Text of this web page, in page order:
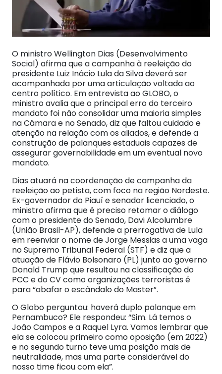
O ministro Wellington Dias (Desenvolvimento
Social) afirma que a campanha à reeleição do
presidente Luiz Inácio Lula da Silva deverá ser
acompanhada por uma articulação voltada ao
centro político. Em entrevista ao GLOBO, o
ministro avalia que o principal erro do terceiro
mandato foi não consolidar uma maioria simples
na Câmara e no Senado, diz que faltou cuidado e
atenção na relação com os aliados, e defende a
construção de palanques estaduais capazes de
assegurar governabilidade em um eventual novo
mandato.
Dias atuará na coordenação de campanha da
reeleição ao petista, com foco na região Nordeste.
Ex-governador do Piauí e senador licenciado, o
ministro afirma que é preciso retomar o diálogo
com o presidente do Senado, Davi Alcolumbre
(União Brasil-AP), defende a prerrogativa de Lula
em reenviar o nome de Jorge Messias a uma vaga
no Supremo Tribunal Federal (STF) e diz que a
atuação de Flávio Bolsonaro (PL) junto ao governo
Donald Trump que resultou na classificação do
PCC e do CV como organizações terroristas é
para “abafar o escândalo do Master”.
O Globo perguntou: haverá duplo palanque em
Pernambuco? Ele respondeu: “Sim. Lá temos o
João Campos e a Raquel Lyra. Vamos lembrar que
ela se colocou primeiro como oposição (em 2022)
e no segundo turno teve uma posição mais de
neutralidade, mas uma parte considerável do
nosso time ficou com ela”.